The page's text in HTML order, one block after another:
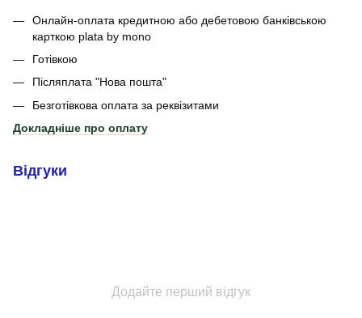
Онлайн-оплата кредитною або дебетовою банківською
карткою plata by mono
Готівкою
Післяплата "Нова пошта"
Безготівкова оплата за реквізитами
Докладніше про оплату
Відгуки
Додайте перший відгук